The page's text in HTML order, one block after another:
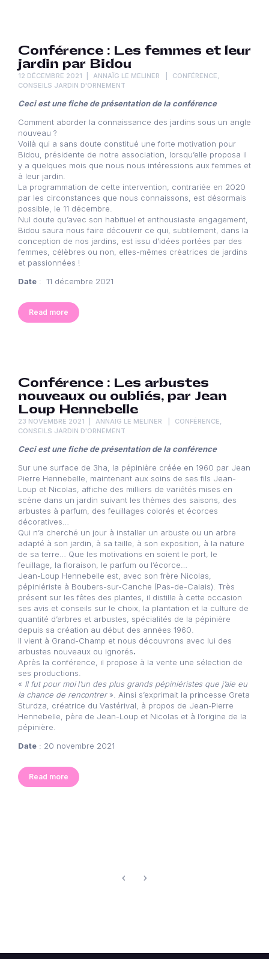
Conférence : Les femmes et leur
jardin par Bidou
12 DÉCEMBRE 2021 ANNAÏG LE MELINER CONFÉRENCE,
CONSEILS JARDIN D'ORNEMENT
Ceci est une fiche de présentation de la conférence
Comment aborder la connaissance des jardins sous un angle
nouveau ?
Voilà qui a sans doute constitué une forte motivation pour
Bidou, présidente de notre association, lorsqu’elle proposa il
y a quelques mois que nous nous intéressions aux femmes et
à leur jardin.
La programmation de cette intervention, contrariée en 2020
par les circonstances que nous connaissons, est désormais
possible, le 11 décembre.
Nul doute qu’avec son habituel et enthousiaste engagement,
Bidou saura nous faire découvrir ce qui, subtilement, dans la
conception de nos jardins, est issu d’idées portées par des
femmes, célèbres ou non, elles-mêmes créatrices de jardins
et passionnées !
Date : 11 décembre 2021
Read more
Conférence : Les arbustes
nouveaux ou oubliés, par Jean
Loup Hennebelle
23 NOVEMBRE 2021 ANNAÏG LE MELINER CONFÉRENCE,
CONSEILS JARDIN D'ORNEMENT
Ceci est une fiche de présentation de la conférence
Sur une surface de 3ha, la pépinière créée en 1960 par Jean
Pierre Hennebelle, maintenant aux soins de ses fils Jean-
Loup et Nicolas, affiche des milliers de variétés mises en
scène dans un jardin suivant les thèmes des saisons, des
arbustes à parfum, des feuillages colorés et écorces
décoratives…
Qui n’a cherché un jour à installer un arbuste ou un arbre
adapté à son jardin, à sa taille, à son exposition, à la nature
de sa terre… Que les motivations en soient le port, le
feuillage, la floraison, le parfum ou l’écorce…
Jean-Loup Hennebelle est, avec son frère Nicolas,
pépiniériste à Boubers-sur-Canche (Pas-de-Calais). Très
présent sur les fêtes des plantes, il distille à cette occasion
ses avis et conseils sur le choix, la plantation et la culture de
quantité d’arbres et arbustes, spécialités de la pépinière
depuis sa création au début des années 1960.
Il vient à Grand-Champ et nous découvrons avec lui des
arbustes nouveaux ou ignorés.
Après la conférence, il propose à la vente une sélection de
ses productions.
« Il fut pour moi l’un des plus grands pépiniéristes que j’aie eu
la chance de rencontrer». Ainsi s’exprimait la princesse Greta
Sturdza, créatrice du Vastérival, à propos de Jean-Pierre
Hennebelle, père de Jean-Loup et Nicolas et à l’origine de la
pépinière.
Date : 20 novembre 2021
Read more